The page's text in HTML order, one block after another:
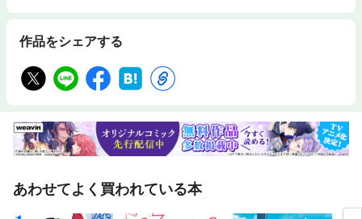
作品をシェアする
あわせてよく買われている本